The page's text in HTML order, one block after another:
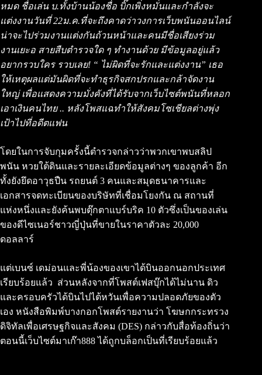
หมด ชื่อเล่น บ.ทั้งบ้านน้องชื่อ บิ๊กเพิ่งหมั่นและกำลังจะ
แต่งงานวันที่ 22ม.ค.ที่จะถึงคาดว่าวงการเว็บพนันออนไลน์
น่าจะไปร่วมงานแต่งกันถ้วนหน้าและคนมีชื่อเสียงร่วม
งานเยะอ สายสืบตำรวจใด ๆ ทำงานด้วย มีข้อมูลอยู่แล้ว
อยากรวบใคร รวบเลย! “ ไม่ผิดที่จะรักและแต่งงาน” เธอ
ให้เหตุผลแต่มันผิดที่จะทำธุรกิจสกปรกและกล้าจัดงาน
ใหญ่ เพื่อแสดงความมั่งคังที่ได้รับจากเว็บไซต์พนันที่หลอก
เอาเงินคนไทย .. หลังโพสแฉทำให้สังคมโซเชียลต่างพุ่ง
เป้าไปที่อดีตแฟน
โดยในการจับกุมครั้งนี้ตำรวจกล่าวว่าพวกเขาพบสลิป
พนัน หวยใต้ดินและรายละเอียดข้อมูลต่างๆ ของลูกค้า อีก
ทั้งยังยึดอาวุธปืน รถยนต์ 3 คนและสมุดธนาคารและ
เอกสารจดทะเบียนของบริษัทที่เชื่อมโยงกัน ณ สถานที่
แห่งหนึ่งและยังค้นพบตุ๊กตาแบร์บริค 10 ตัวซึ่งเป็นของเล่น
ของดีไซเนอร์ชาวญี่ปุ่นที่ขายในราคาตัวละ 20,000
ดอลลาร์
แต่เบนซ์ เดม่อนและพี่น้องของเขาได้บินออกนอกประเทศ
เรียบร้อยแล้ว ส่วนหลังจากที่โพสต์เฟสบุ๊กได้ไม่นาน ดิว
และครอบครัวได้บินไปไต้หวันเพื่อความปลอดภัยของตัว
เอง หนังสือพิมพ์บางกอกโพสต์รายงานว่า โฆษกกระทรวง
ดิจิทัลเพื่อเศรษฐกิจและสังคม (DES) กล่าวกับสื่อท้องถิ่นว่า
ตอนนี้เว็บไซต์มาเก๊า888 ได้ถูกบล็อกเป็นที่เรียบร้อยแล้ว